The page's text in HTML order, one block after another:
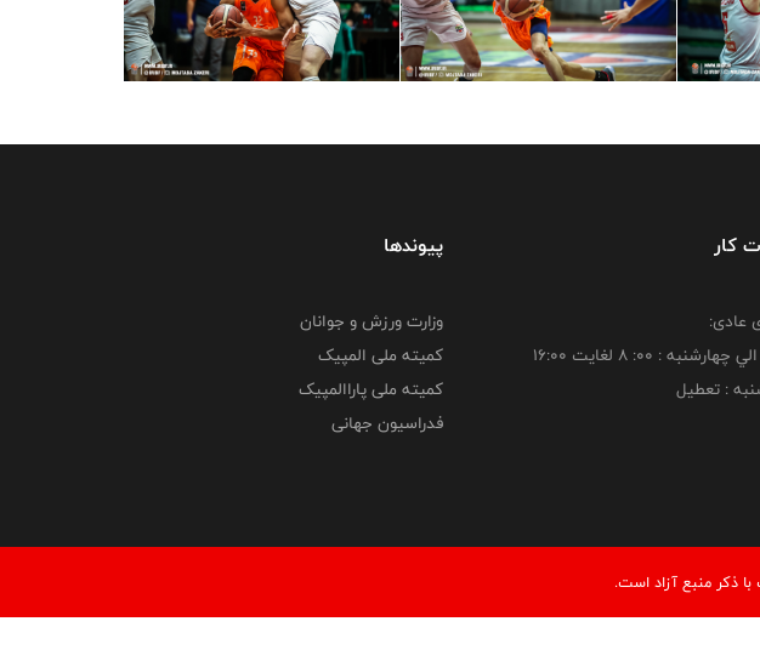
کار
عادی:
: 00: 8 لغايت 16:00
: تعطیل
پیوندها
وزارت ورزش و جوانان
کمیته ملی المپیک
کمیته ملی پاراالمپیک
فدراسیون جهانی
ذكر منبع آزاد است.